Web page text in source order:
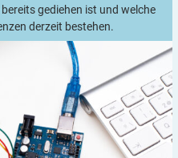
gediehen ist und welche
derzeit bestehen.